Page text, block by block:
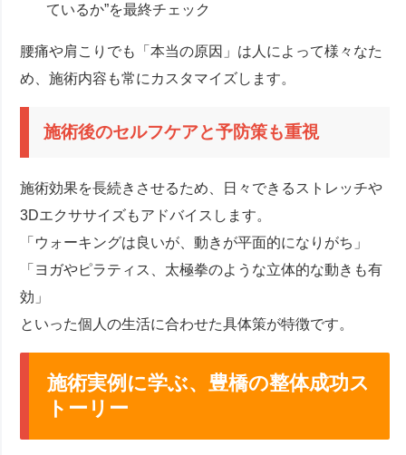
ているか”を最終チェック
腰痛や肩こりでも「本当の原因」は人によって様々なた
め、施術内容も常にカスタマイズします。
施術後のセルフケアと予防策も重視
施術効果を長続きさせるため、日々できるストレッチや
3Dエクササイズもアドバイスします。
「ウォーキングは良いが、動きが平面的になりがち」
「ヨガやピラティス、太極拳のような立体的な動きも有
効」
といった個人の生活に合わせた具体策が特徴です。
施術実例に学ぶ、豊橋の整体成功ス
トーリー